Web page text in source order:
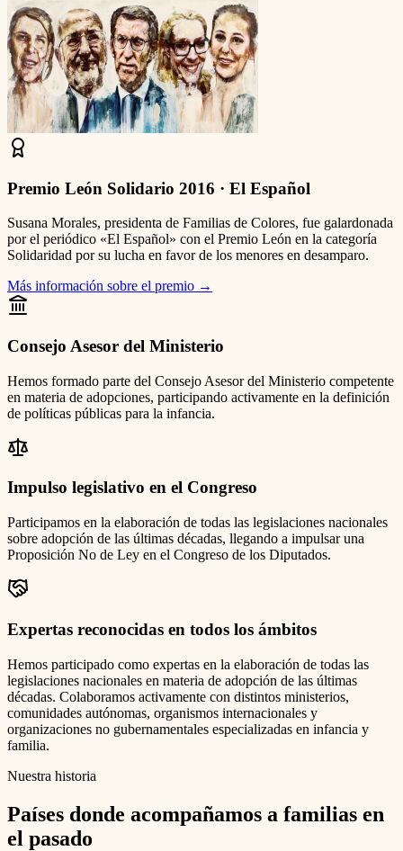
Premio León Solidario 2016 · El Español
Susana Morales, presidenta de Familias de Colores, fue galardonada
por el periódico «El Español» con el Premio León en la categoría
Solidaridad por su lucha en favor de los menores en desamparo.
Más información sobre el premio →
Consejo Asesor del Ministerio
Hemos formado parte del Consejo Asesor del Ministerio competente
en materia de adopciones, participando activamente en la definición
de políticas públicas para la infancia.
Impulso legislativo en el Congreso
Participamos en la elaboración de todas las legislaciones nacionales
sobre adopción de las últimas décadas, llegando a impulsar una
Proposición No de Ley en el Congreso de los Diputados.
Expertas reconocidas en todos los ámbitos
Hemos participado como expertas en la elaboración de todas las
legislaciones nacionales en materia de adopción de las últimas
décadas. Colaboramos activamente con distintos ministerios,
comunidades autónomas, organismos internacionales y
organizaciones no gubernamentales especializadas en infancia y
familia.
Nuestra historia
Países donde acompañamos a familias en
el pasado